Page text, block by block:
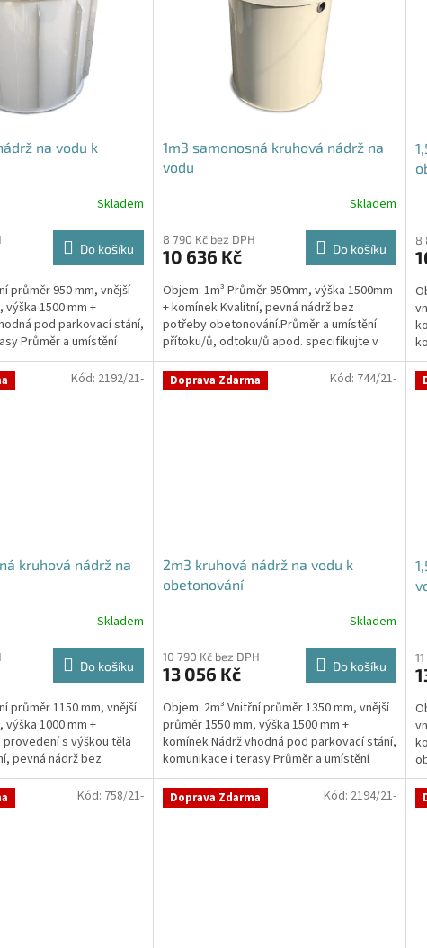
na vodu k
Skladem
Do košíku
průměr 950 mm, vnější
1500 mm +
pod parkovací stání,
Průměr a umístění
ů...
1m3 samonosná kruhová nádrž na
vodu
produktu
je
z
5
hvězdiček.
Skladem
8 790 Kč bez DPH
10 636 Kč Do košíku
Objem: 1m³ Průměr 950mm, výška 1500mm
+ komínek Kvalitní, pevná nádrž bez
potřeby obetonování.Průměr a umístění
přítoku/ů, odtoku/ů apod. specifikujte v
poznámce (poslední krok...
8
kruhová nádrž na
Skladem
Do košíku
průměr 1150 mm, vnější
1000 mm +
s výškou těla
pevná nádrž bez
Průměr...
Kód: 2192/21- Doprava Zdarma
2m3 kruhová nádrž na vodu k
obetonování
Skladem
10 790 Kč bez DPH
13 056 Kč Do košíku
Objem: 2m³ Vnitřní průměr 1350 mm, vnější
průměr 1550 mm, výška 1500 mm +
komínek Nádrž vhodná pod parkovací stání,
komunikace i terasy Průměr a umístění
přítoku/ů, odtoku/ů...
Kód: 744/21-
je
z
5
Kód: 758/21- Doprava Zdarma Kód: 2194/21-